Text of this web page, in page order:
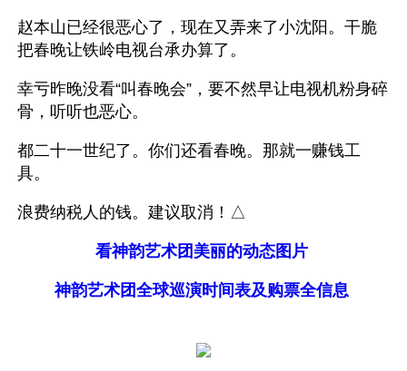
赵本山已经很恶心了，现在又弄来了小沈阳。干脆
把春晚让铁岭电视台承办算了。
幸亏昨晚没看“叫春晚会”，要不然早让电视机粉身碎
骨，听听也恶心。
都二十一世纪了。你们还看春晚。那就一赚钱工
具。
浪费纳税人的钱。建议取消！△
看神韵艺术团美丽的动态图片
神韵艺术团全球巡演时间表及购票全信息